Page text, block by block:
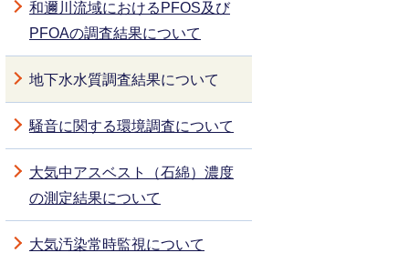
和邇川流域におけるPFOS及び
PFOAの調査結果について
地下水水質調査結果について
騒音に関する環境調査について
大気中アスベスト（石綿）濃度
の測定結果について
大気汚染常時監視について